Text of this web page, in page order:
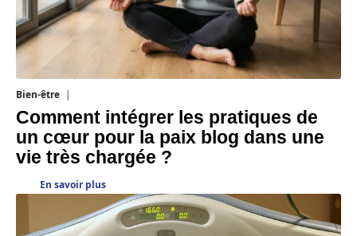
Bien-être
Comment intégrer les pratiques de
un cœur pour la paix blog dans une
vie très chargée ?
En savoir plus